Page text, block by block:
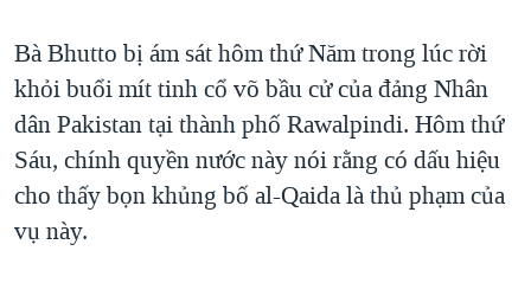
VĂN HOÁ
THỂ THAO
GIÁO DỤC
NGÀY TỊ NẠN THẾ GIỚI
TRỊNH VĨNH BÌNH - NGƯỜI HẠ 'BÊN THẮNG CUỘC'
GROUND ZERO – XƯA VÀ NAY
CHI PHÍ CHIẾN TRANH AFGHANISTAN
CÁC GIÁ TRỊ CỘNG HÒA Ở VIỆT NAM
Ngôn ngữ khác
Bà Bhutto bị ám sát hôm thứ Năm trong lúc rời
khỏi buổi mít tinh cổ võ bầu cử của đảng Nhân
dân Pakistan tại thành phố Rawalpindi. Hôm thứ
Sáu, chính quyền nước này nói rằng có dấu hiệu
cho thấy bọn khủng bố al-Qaida là thủ phạm của
vụ này.